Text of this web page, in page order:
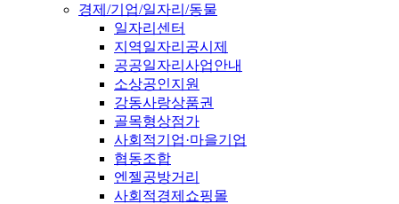
경제/기업/일자리/동물
일자리센터
지역일자리공시제
공공일자리사업안내
소상공인지원
강동사랑상품권
골목형상점가
사회적기업·마을기업
협동조합
엔젤공방거리
사회적경제쇼핑몰